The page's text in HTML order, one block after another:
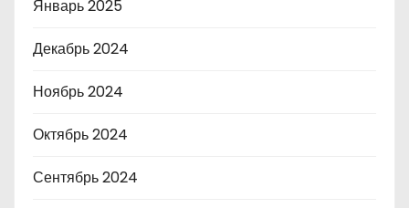
Январь 2025
Декабрь 2024
Ноябрь 2024
Октябрь 2024
Сентябрь 2024